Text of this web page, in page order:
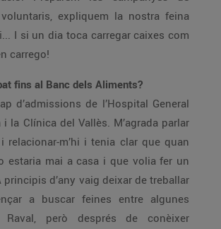
expliquem la nostra feina
I si un dia toca carregar caixes com
carrego!
fins al Banc dels Aliments?
d’admissions de l’Hospital General
i la Clínica del Vallès. M’agrada parlar
relacionar-m’hi i tenia clar que quan
estaria mai a casa i que volia fer un
d’any vaig deixar de treballar
a buscar feines entre algunes
però després de conèixer